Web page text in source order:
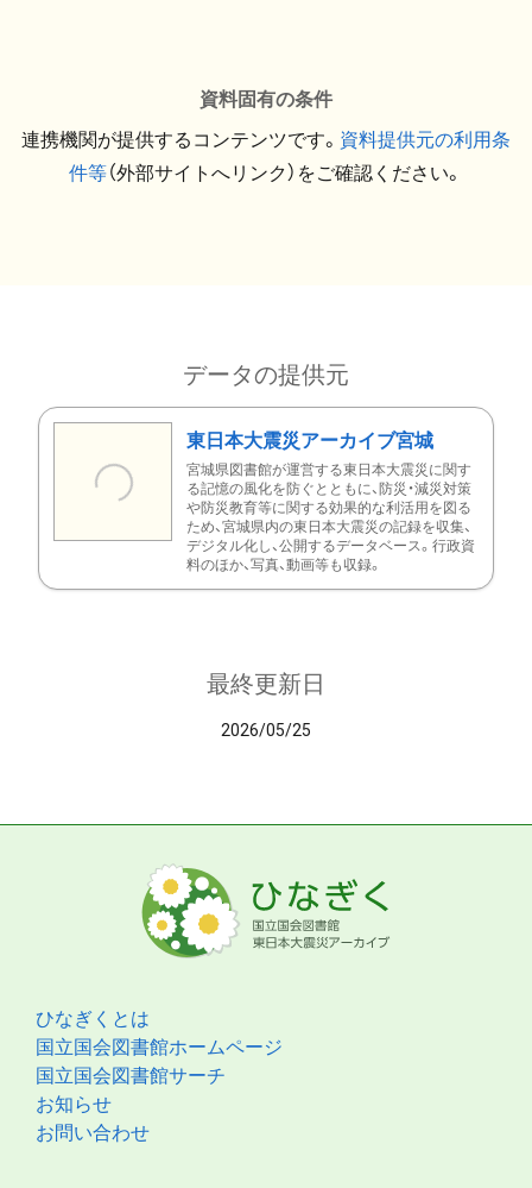
資料固有の条件
連携機関が提供するコンテンツです。 資料提供元の利用条
件等（外部サイトへリンク）をご確認ください。
データの提供元
東日本大震災アーカイブ宮城
宮城県図書館が運営する東日本大震災に関す
る記憶の風化を防ぐとともに、防災・減災対策
や防災教育等に関する効果的な利活用を図る
ため、宮城県内の東日本大震災の記録を収集、
デジタル化し、公開するデータベース。行政資
料のほか、写真、動画等も収録。
最終更新日
2026/05/25
ひなぎくとは
国立国会図書館ホームページ
国立国会図書館サーチ
お知らせ
お問い合わせ